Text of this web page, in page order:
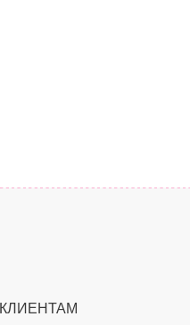
КЛИЕНТАМ